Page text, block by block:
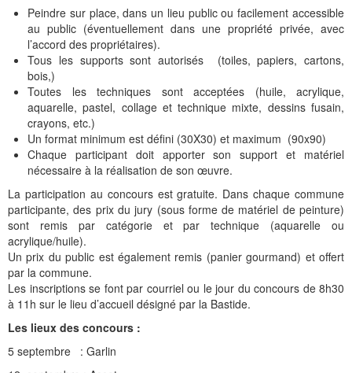
Sports
Histoire et patrimoine
Cartes postales anciennes
Le village en images
Contacts
Camping et chalets
Accueil des groupes
Aires de pique-nique
Parcours d'orientation
Montagne et eaux vives
Produits régionaux
Artisanats d'arts
Manifestations
Liens touristiques
Montagne
Villes
Culture et découverte
Sports d'hivers et thermes
Le XVIIIe siécle
Jusqu'au XXe siécle
Vers le progrès
Le XXe siécle
La charte de Lestelle
Municipalité depuis 1789
Translation du cimetière
Recensement de 1385
Patrimoines
L'église Saint Jean-Baptiste
Le cimetière
Le monument aux morts
Le moulin
Les chemins
Les savoir-faire
Cartes anciennes
Commissions municipales
Représentations externes
PV du Conseil Municipal
Le service administratif
Le service technique
Le service scolaire
Services aux personnes
Communauté de communes
Conseil Communautaire
Compétences
Réalisations
Plan Local d'Urbanisme
PLU 2025 modification simplifiée N° 1
PLU 2020
PLU 2011 - Règlement
Restauration du calvaire
Équipements
Aménagements
Projets
Réalisations
Budget et finances
Budgets primitifs
Comptes administratifs
Fiscalité
Bulletins municipaux
État civil
Naissances
Mariages / Pacs
Décès
Mentions légales et politique de confidentialité
Petite enfance
Ecole publique
Collège et lycées
Collèges aux alentours
Lycées aux alentours
Entreprises
L'activité Lestelloise
Sports
Associations
Services publics
Services aux jeunes
Administrations
Santé / Social
Maisons de retraite
Transports
Déchets
Culte
Chronologie
La légende
Les pèlerinages
Récit de voyage en 1645
Patrimoine
La Chapelle Notre Dame
La Chapelle Saint Michel
Le calvaire
Le vieux pont
Le Musée
La vie à Bétharram
L'ensemble scolaire
La maison de retraite
Les accueils
Votre séjour
Peindre sur place, dans un lieu public ou facilement accessible
au public (éventuellement dans une propriété privée, avec
l’accord des propriétaires).
Tous les supports sont autorisés
(toiles, papiers, cartons,
bois,)
Toutes les techniques sont acceptées (huile, acrylique,
aquarelle, pastel, collage et technique mixte, dessins fusain,
crayons, etc.)
Un format minimum est défini (30X30) et maximum (90x90)
Chaque participant doit apporter son support et matériel
nécessaire à la réalisation de son œuvre.
La participation au concours est gratuite. Dans chaque commune
participante, des prix du jury (sous forme de matériel de peinture)
sont remis par catégorie et par technique (aquarelle ou
acrylique/huile).
Un prix du public est également remis (panier gourmand) et offert
par la commune.
Les inscriptions se font par courriel ou le jour du concours de 8h30
à 11h sur le lieu d’accueil désigné par la Bastide.
Les lieux des concours :
5 septembre : Garlin